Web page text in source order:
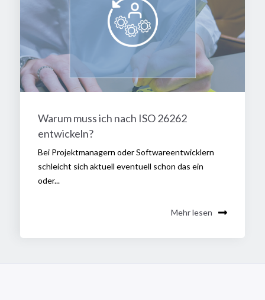
Warum muss ich nach ISO 26262
entwickeln?
Bei Projektmanagern oder Softwareentwicklern
schleicht sich aktuell eventuell schon das ein
oder...
Mehr lesen